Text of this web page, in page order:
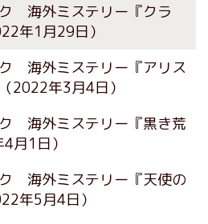
海外ミステリー『クラ
年1月29日）
海外ミステリー『アリス
（2022年3月4日）
海外ミステリー『黒き荒
月1日）
海外ミステリー『天使の
年5月4日）